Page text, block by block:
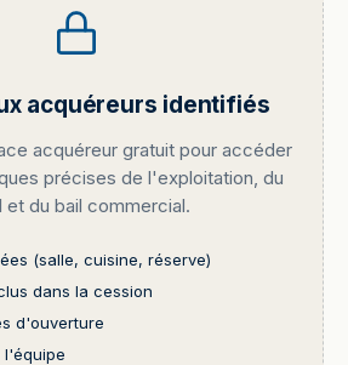
acquéreurs identifiés
acquéreur gratuit pour accéder
précises de l'exploitation, du
et du bail commercial.
(salle, cuisine, réserve)
dans la cession
d'ouverture
l'équipe